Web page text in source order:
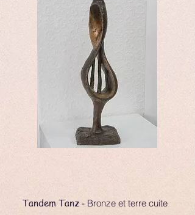
Tandem Tanz - Bronze et terre cuite